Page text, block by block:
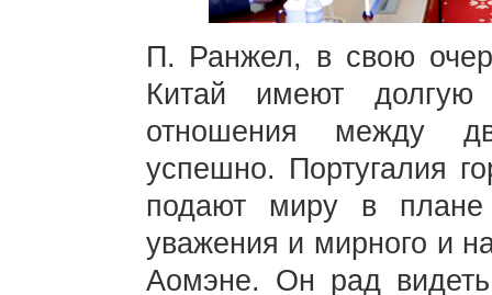
П. Ранжел, в свою
Китай имеют долгую
отношения между
успешно. Португалия
подают миру в плане
уважения и мирного и
Аомэне. Он рад видеть